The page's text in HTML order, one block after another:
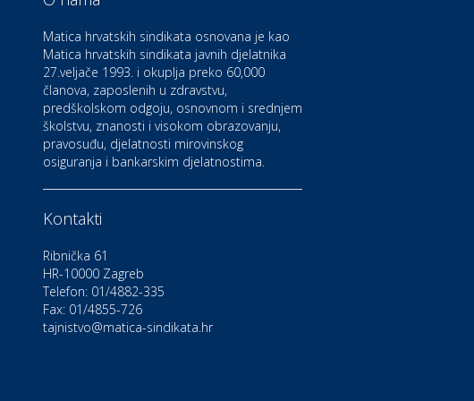
Kultura i edukacija
Kazalište Kerempuh
Kultura i edukacija
Kazalište ZKM
Auto-moto i tehnika
Zdravlje i osiguranje
UNIQA osiguranje
Matica hrvatskih sindikata osnovana je kao
Matica hrvatskih sindikata javnih djelatnika
27.veljače 1993. i okuplja preko 60,000
članova, zaposlenih u zdravstvu,
predškolskom odgoju, osnovnom i srednjem
školstvu, znanosti i visokom obrazovanju,
pravosuđu, djelatnosti mirovinskog
osiguranja i bankarskim djelatnostima.
Kontakti
Ribnička 61
HR-10000 Zagreb
Telefon: 01/4882-335
Fax: 01/4855-726
tajnistvo@matica-sindikata.hr